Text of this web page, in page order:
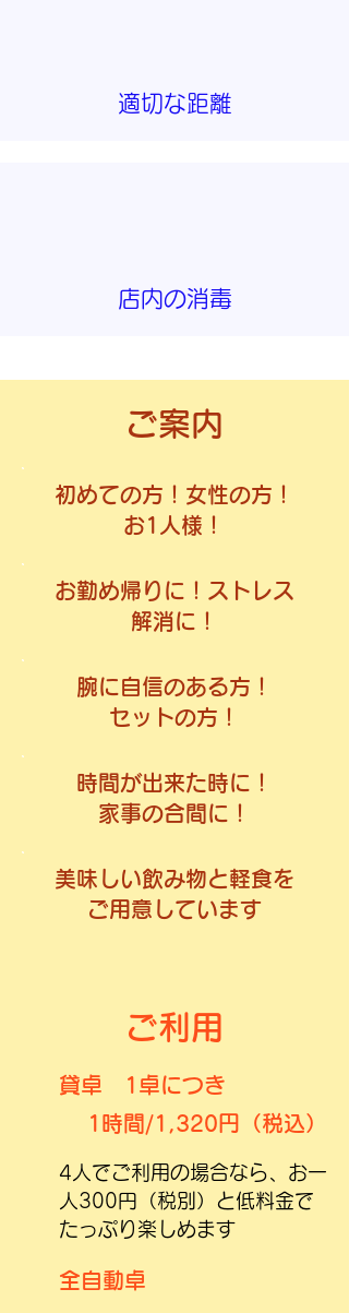
適切な距離
店内の消毒
ご案内
初めての方！女性の方！
お1人様！
お勤め帰りに！ストレス
解消に！
腕に自信のある方！
セットの方！
時間が出来た時に！​
家事の合間に！
美味しい飲み物と軽食を
ご用意しています
ご利用
​貸卓 1 卓につき
4人でご利用の場合なら、お一
人300円（税別）と低料金で
たっぷり楽しめます
全自動卓
1時間/1,320円（税込）